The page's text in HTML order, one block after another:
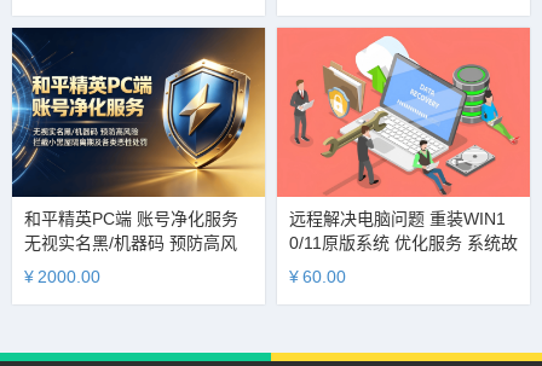
和平精英PC端 账号净化服务
无视实名黑/机器码 预防高风
险 拦截小黑屋隔离期及各类恶
¥ 2000.00
远程解决电脑问题 重装WIN1
0/11原版系统 优化服务 系统故
障排查 硬件检测
¥60.00